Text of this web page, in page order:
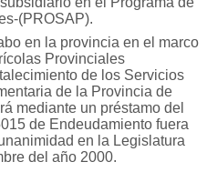
(PROSAP).
en la provincia en el marco
Provinciales
de los Servicios
de la Provincia de
mediante un préstamo del
de Endeudamiento fuera
en la Legislatura
del año 2000.